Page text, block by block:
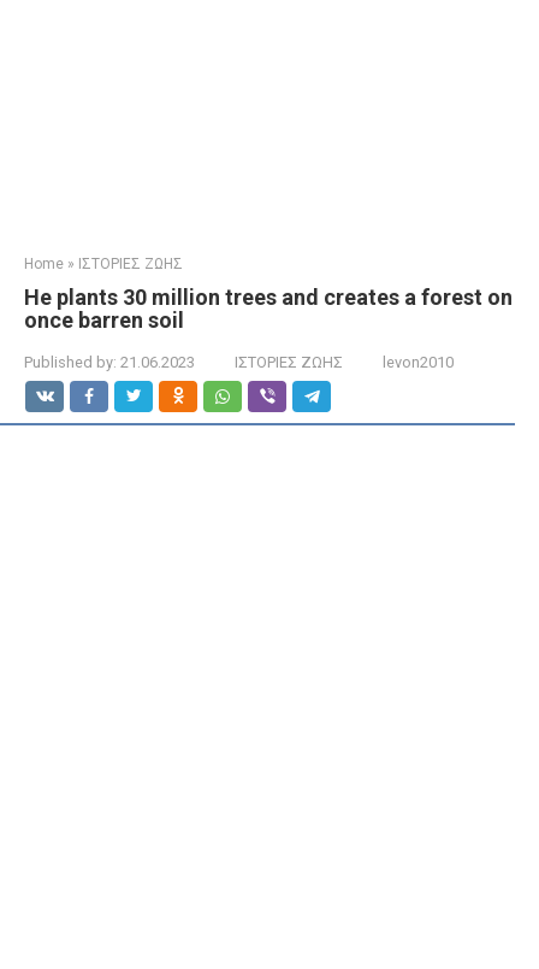
Home » ΙΣΤΟΡΙΕΣ ΖΩΗΣ
He plants 30 million trees and creates a forest on
once barren soil
Published by: 21.06.2023 ΙΣΤΟΡΙΕΣ ΖΩΗΣ levon2010